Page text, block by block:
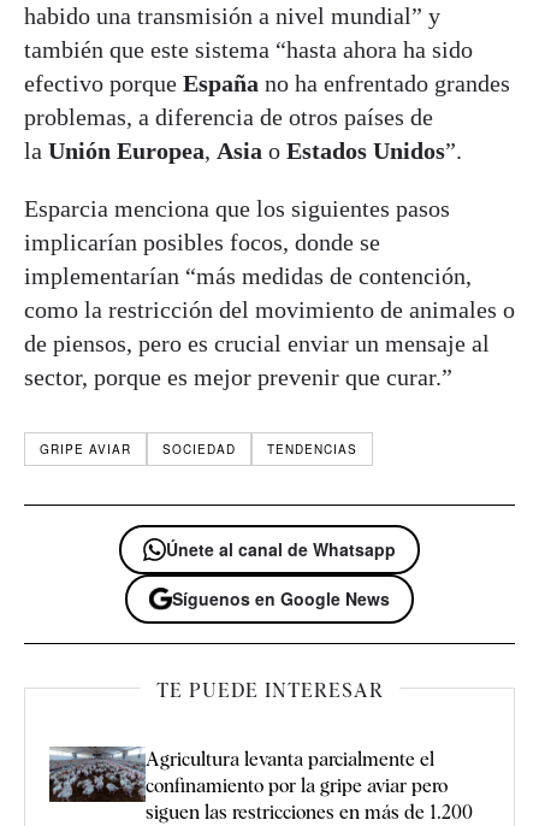
habido una transmisión a nivel mundial” y
también que este sistema “hasta ahora ha sido
efectivo porque España no ha enfrentado grandes
problemas, a diferencia de otros países de
la Unión Europea, Asia o Estados Unidos”.
Esparcia menciona que los siguientes pasos
implicarían posibles focos, donde se
implementarían “más medidas de contención,
como la restricción del movimiento de animales o
de piensos, pero es crucial enviar un mensaje al
sector, porque es mejor prevenir que curar.”
GRIPE AVIAR SOCIEDAD TENDENCIAS
Únete al canal de Whatsapp
Síguenos en Google News
TE PUEDE INTERESAR
Agricultura levanta parcialmente el
confinamiento por la gripe aviar pero
siguen las restricciones en más de 1.200